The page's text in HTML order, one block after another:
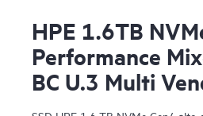
HPE 1.6TB
Performance
BC U.3 Multi